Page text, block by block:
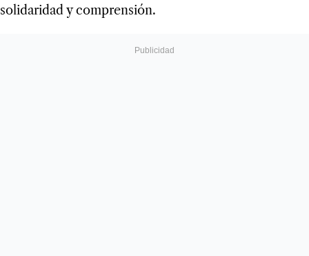
solidaridad y comprensión.